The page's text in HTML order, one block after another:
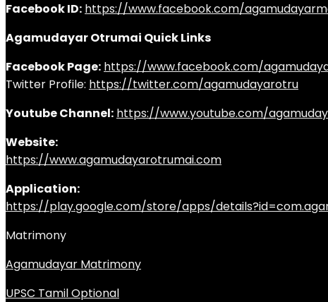
Facebook ID: https://www.facebook.com/
Agamudayar Otrumai Quick Links
Facebook Page: https://www.facebook.com/
Twitter Profile: https://twitter.com/agamudayarotru
Youtube Channel: https://www.youtube.com/
Website:
https://www.agamudayarotrumai.com
Application:
https://play.google.com/store/apps/
Matrimony
Agamudayar Matrimony
UPSC Tamil Optional